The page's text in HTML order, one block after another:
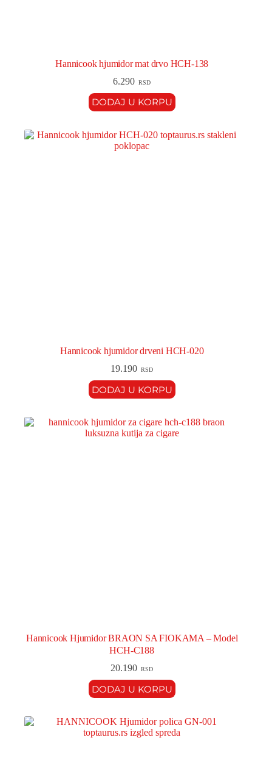
Hannicook hjumidor mat drvo HCH-138
6.290 RSD
DODAJ U KORPU
Hannicook hjumidor drveni HCH-020
19.190 RSD
DODAJ U KORPU
Hannicook Hjumidor BRAON SA FIOKAMA – Model
HCH-C188
20.190 RSD
DODAJ U KORPU